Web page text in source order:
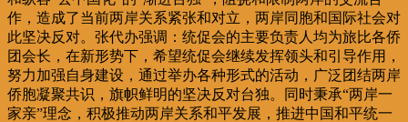
作，造成了当前两岸关系紧张和对立，两岸同胞和国际社会对
此坚决反对。张代办强调：统促会的主要负责人均为旅比各侨
团会长，在新形势下，希望统促会继续发挥领头和引导作用，
努力加强自身建设，通过举办各种形式的活动，广泛团结两岸
侨胞凝聚共识，旗帜鲜明的坚决反对台独。同时秉承“两岸一
家亲”理念，积极推动两岸关系和平发展，推进中国和平统一